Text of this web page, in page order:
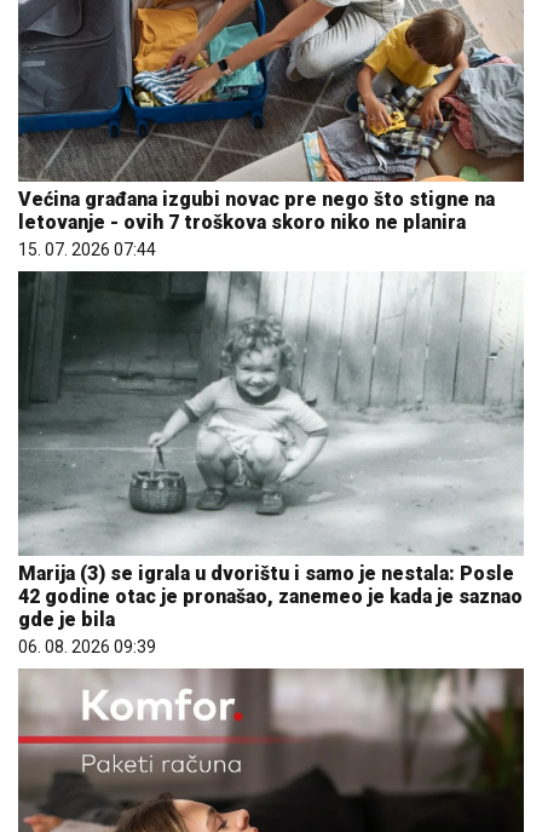
Većina građana izgubi novac pre nego što stigne na
letovanje - ovih 7 troškova skoro niko ne planira
15. 07. 2026 07:44
Marija (3) se igrala u dvorištu i samo je nestala: Posle
42 godine otac je pronašao, zanemeo je kada je saznao
gde je bila
06. 08. 2026 09:39